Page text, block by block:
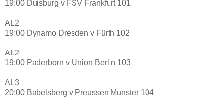
19:00 Duisburg v FSV Frankfurt 101
AL2
19:00 Dynamo Dresden v Fürth 102
AL2
19:00 Paderborn v Union Berlin 103
AL3
20:00 Babelsberg v Preussen Munster 104